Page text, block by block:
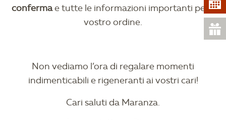
confermae tutte le informazioni importanti per il
vostro ordine.
Non vediamo l’ora di regalare momenti
indimenticabili e rigeneranti ai vostri cari!
Cari saluti da Maranza.